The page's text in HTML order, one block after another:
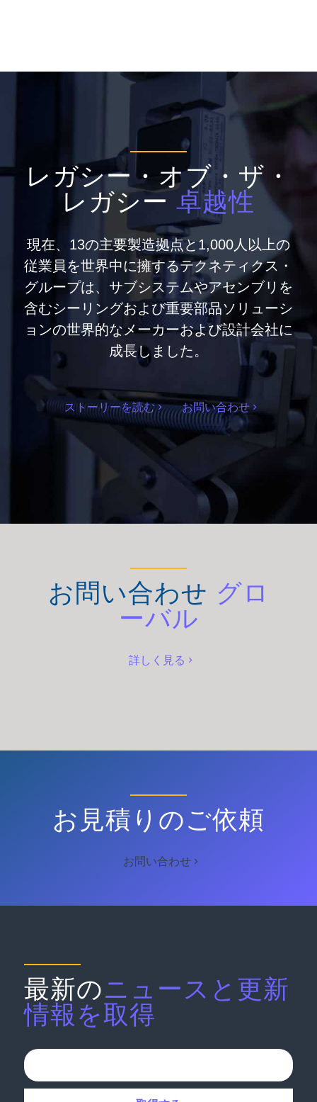
レガシー・オブ・ザ・
レガシー卓越性
現在、13の主要製造拠点と1,000人以上の
従業員を世界中に擁するテクネティクス・
グループは、サブシステムやアセンブリを
含むシーリングおよび重要部品ソリューシ
ョンの世界的なメーカーおよび設計会社に
成長しました。
ストーリーを読む お問い合わせ
お問い合わせ グロ
ーバル
詳しく見る
お見積りのご依頼
お問い合わせ
最新のニュースと更新
情報を取得